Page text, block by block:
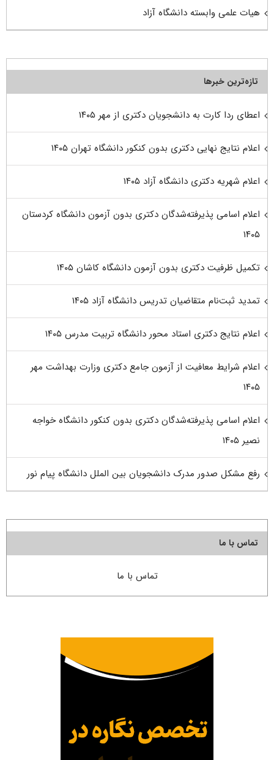
هیات علمی وابسته دانشگاه آزاد
تازه‌ترین خبرها
اعطای ردا کارت به دانشجویان دکتری از مهر ۱۴۰۵
اعلام نتایج نهایی دکتری بدون کنکور دانشگاه تهران ۱۴۰۵
اعلام شهریه دکتری دانشگاه آزاد ۱۴۰۵
اعلام اسامی پذیرفته‌شدگان دکتری بدون آزمون دانشگاه کردستان
۱۴۰۵
تکمیل ظرفیت دکتری بدون آزمون دانشگاه کاشان ۱۴۰۵
تمدید ثبت‌نام متقاضیان تدریس دانشگاه آزاد ۱۴۰۵
اعلام نتایج دکتری استاد محور دانشگاه تربیت مدرس ۱۴۰۵
اعلام شرایط معافیت از آزمون جامع دکتری وزارت بهداشت مهر
۱۴۰۵
اعلام اسامی پذیرفته‌شدگان دکتری بدون کنکور دانشگاه خواجه
نصیر ۱۴۰۵
رفع مشکل صدور مدرک دانشجویان بین الملل دانشگاه پیام نور
تماس با ما
تماس با ما